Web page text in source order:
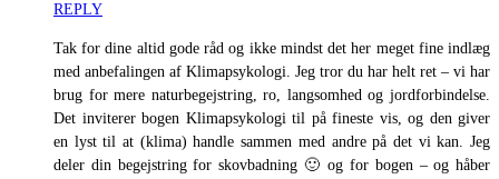
REPLY
Tak for dine altid gode råd og ikke mindst det her meget fine indlæg
med anbefalingen af Klimapsykologi. Jeg tror du har helt ret – vi har
brug for mere naturbegejstring, ro, langsomhed og jordforbindelse.
Det inviterer bogen Klimapsykologi til på fineste vis, og den giver
en lyst til at (klima) handle sammen med andre på det vi kan. Jeg
deler din begejstring for skovbadning 🙂 og for bogen – og håber